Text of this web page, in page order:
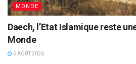
MONDE
Daech, l’Etat Islamique reste
Monde
6 AOÛT 2026